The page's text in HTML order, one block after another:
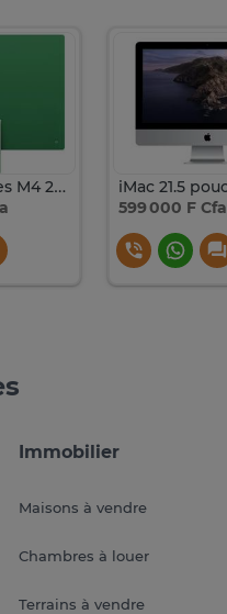
iMac 24 pouces M4 24GB SSD 512 QWERTY
599 000 F Cfa
Immobilier
Maisons à vendre
Chambres à louer
Terrains à vendre